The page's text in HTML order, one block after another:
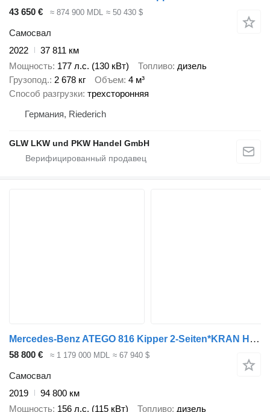
43 650 € ≈ 874 900 MDL ≈ 50 430 $
Самосвал
2022
37 811 км
Мощность 177 л.с. (130 кВт) Топливо дизель
Грузопод. 2 678 кг Объем 4 м³
Способ разгрузки трехсторонняя
Германия, Riederich
GLW LKW und PKW Handel GmbH
Mercedes-Benz ATEGO 816 Kipper 2-Seiten*KRAN HIAB X 078*2xAHK
58 800 € ≈ 1 179 000 MDL ≈ 67 940 $
Самосвал
2019
94 800 км
Мощность 156 л.с. (115 кВт) Топливо дизель